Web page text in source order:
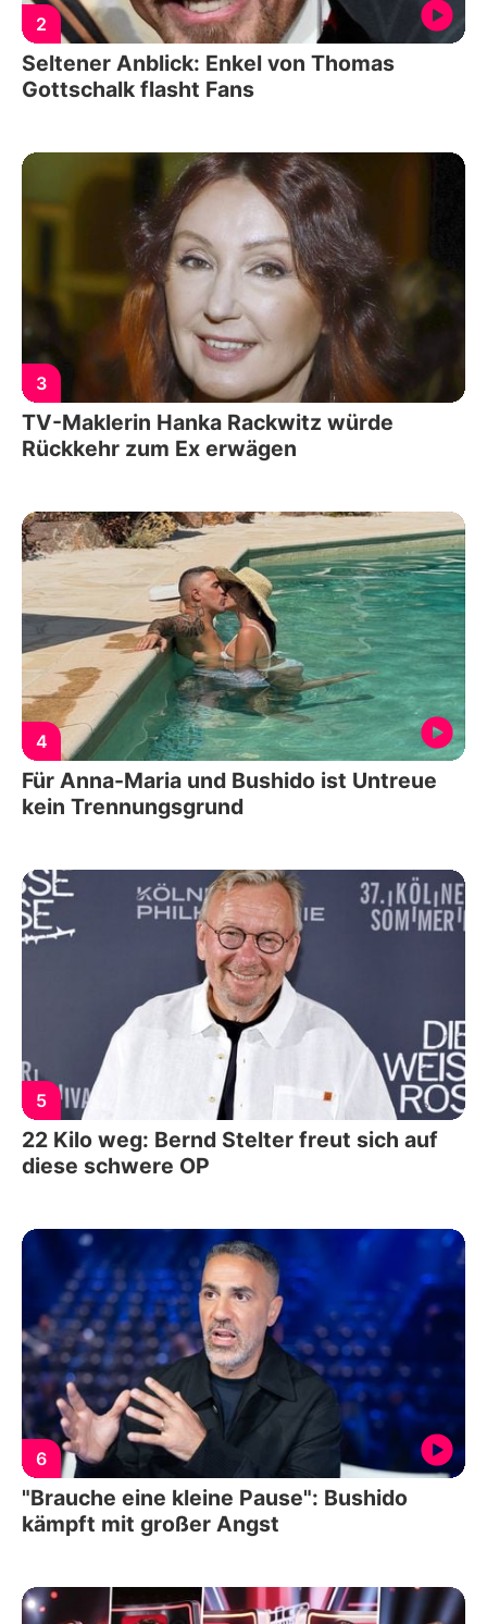
2
Seltener Anblick: Enkel von Thomas
Gottschalk flasht Fans
3
TV-Maklerin Hanka Rackwitz würde
Rückkehr zum Ex erwägen
4
Für Anna-Maria und Bushido ist Untreue
kein Trennungsgrund
5
22 Kilo weg: Bernd Stelter freut sich auf
diese schwere OP
6
"Brauche eine kleine Pause": Bushido
kämpft mit großer Angst